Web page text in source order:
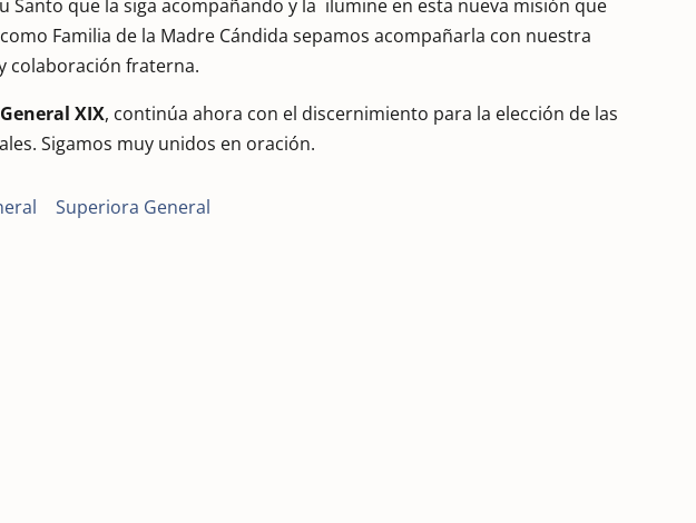
Santo que la siga acompañando y la ilumine en esta nueva misión que
Familia de la Madre Cándida sepamos acompañarla con nuestra
colaboración fraterna.
XIX, continúa ahora con el discernimiento para la elección de las
Sigamos muy unidos en oración.
|Superiora General